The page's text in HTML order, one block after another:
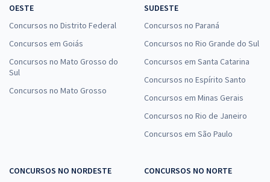
OESTE
Concursos no Distrito Federal
Concursos em Goiás
Concursos no Mato Grosso do
Sul
Concursos no Mato Grosso
SUDESTE
Concursos no Paraná
Concursos no Rio Grande do Sul
Concursos em Santa Catarina
Concursos no Espírito Santo
Concursos em Minas Gerais
Concursos no Rio de Janeiro
Concursos em São Paulo
CONCURSOS NO NORDESTE
CONCURSOS NO NORTE